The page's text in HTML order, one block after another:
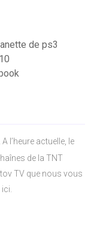
de ps3
l’heure actuelle, le
de la TNT
TV que nous vous